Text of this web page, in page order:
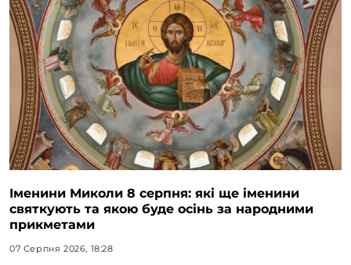
Іменини Миколи 8 серпня: які ще іменини
святкують та якою буде осінь за народними
прикметами
07 Серпня 2026, 18:28